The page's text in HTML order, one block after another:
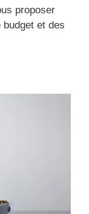
proposer
et des